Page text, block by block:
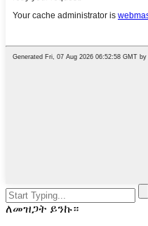
ለመዝጋት ይንኩ።